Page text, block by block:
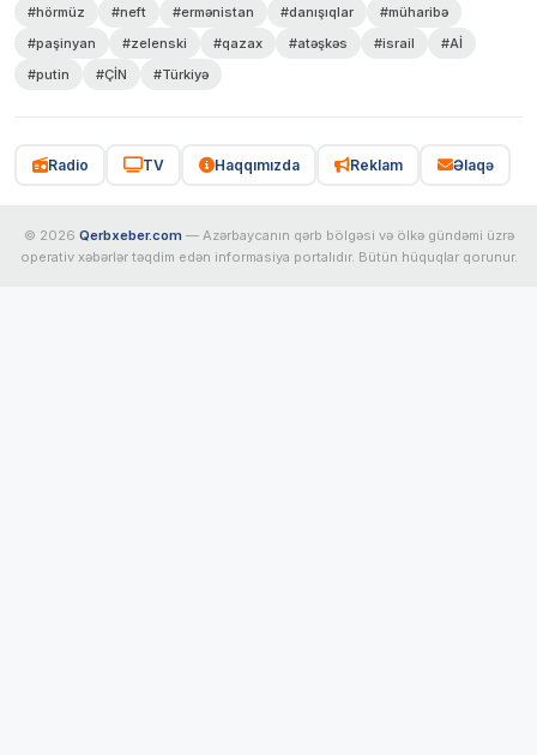
#hörmüz #neft #ermənistan #danışıqlar
#müharibə
#paşinyan
#zelenski #qazax #atəşkəs #israil
#Aİ
#putin
#ÇİN #Türkiyə
Radio TV Haqqımızda Reklam Əlaqə
© 2026 Qerbxeber.com — Azərbaycanın qərb bölgəsi və ölkə gündəmi üzrə
operativ xəbərlər təqdim edən informasiya portalıdır. Bütün hüquqlar qorunur.